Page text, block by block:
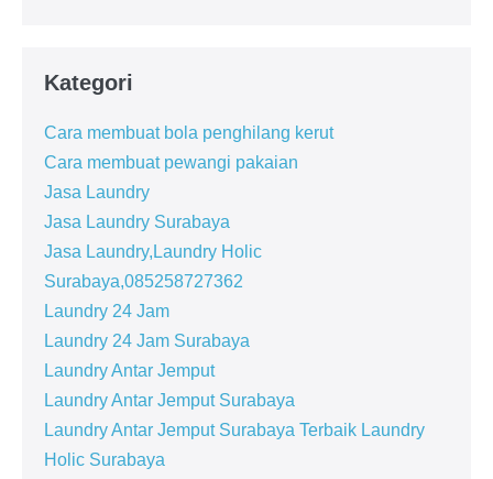
Kategori
Cara membuat bola penghilang kerut
Cara membuat pewangi pakaian
Jasa Laundry
Jasa Laundry Surabaya
Jasa Laundry,Laundry Holic
Surabaya,085258727362
Laundry 24 Jam
Laundry 24 Jam Surabaya
Laundry Antar Jemput
Laundry Antar Jemput Surabaya
Laundry Antar Jemput Surabaya Terbaik Laundry
Holic Surabaya